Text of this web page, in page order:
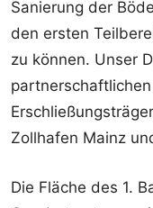
Sanierung der
den ersten
zu können. Unser
Zollhafen Mainz
Die Fläche des 1.